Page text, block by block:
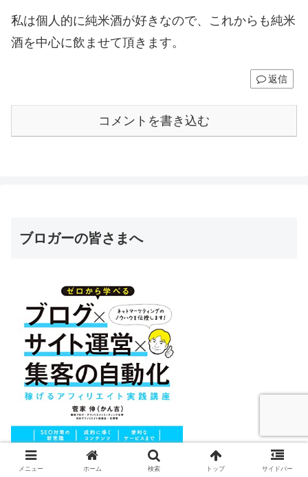
私は個人的に純米酒が好きなので、これからも純米
酒を中心に飲ませて頂きます。
返信
コメントを書き込む
ブロガーの皆さまへ
メニュー ホーム 検索 トップ サイドバー